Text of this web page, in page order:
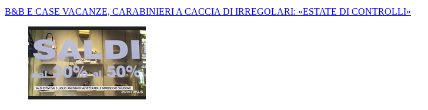
B&B E CASE VACANZE, CARABINIERI A CACCIA DI IRREGOLARI: «ESTATE DI CONTROLLI»